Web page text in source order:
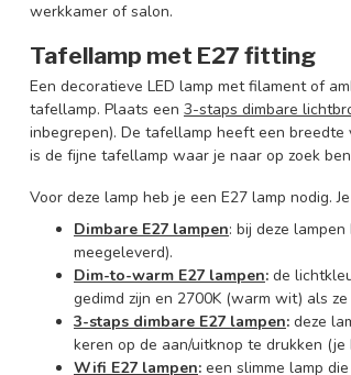
werkkamer of salon.
Tafellamp met E27 fitting
Een decoratieve LED lamp met filament of
tafellamp. Plaats een 3-staps dimbare
inbegrepen). De tafellamp heeft een
is de fijne tafellamp waar je naar op zoek
Voor deze lamp heb je een E27 lamp nodig.
Dimbare E27 lampen: bij deze
meegeleverd).
Dim-to-warm E27 lampen: de
gedimd zijn en 2700K (warm wit) als
3-staps dimbare E27 lampen: deze
keren op de aan/uitknop te drukken (je
Wifi E27 lampen: een slimme lamp